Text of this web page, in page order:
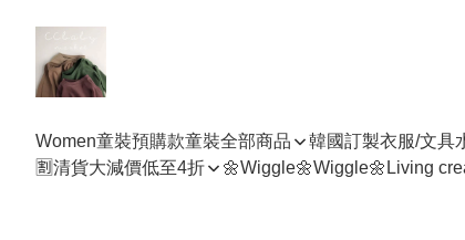
Women童裝預購款童裝全部商品 韓國訂製衣服/文具
🈹清貨大減價低至4折
🌼Wiggle🌼Wiggle🌼 Living